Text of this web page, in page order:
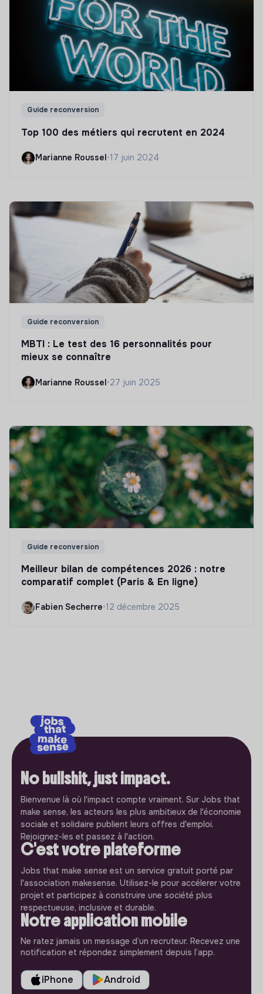
Guide reconversion
Top 100 des métiers qui recrutent en 2024
Marianne Roussel•17 juin 2024
Guide reconversion
MBTI : Le test des 16 personnalités pour
mieux se connaître
Marianne Roussel•27 juin 2025
Guide reconversion
Meilleur bilan de compétences 2026 : notre
comparatif complet (Paris & En ligne)
Fabien Secherre•12 décembre 2025
No bullshit, just impact.
Bienvenue là où l'impact compte vraiment. Sur Jobs that
make sense, les acteurs les plus ambitieux de l'économie
sociale et solidaire publient leurs offres d'emploi.
Rejoignez-les et passez à l'action.
C'est votre plateforme
Jobs that make sense est un service gratuit porté par
l'association makesense. Utilisez-le pour accélerer votre
projet et participez à construire une société plus
respectueuse, inclusive et durable.
Notre application mobile
Ne ratez jamais un message d’un recruteur. Recevez une
notification et répondez simplement depuis l’app.
iPhone Android